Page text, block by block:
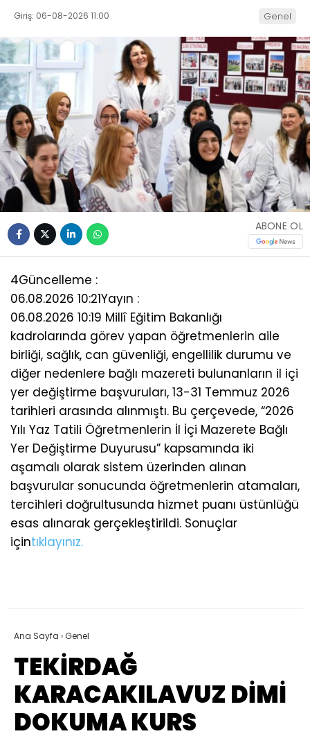
Giriş: 06-08-2026 11:00 Genel
ABONE OL
4Güncelleme :
06.08.2026 10:21Yayın :
06.08.2026 10:19 Millî Eğitim Bakanlığı
kadrolarında görev yapan öğretmenlerin aile
birliği, sağlık, can güvenliği, engellilik durumu ve
diğer nedenlere bağlı mazereti bulunanların il içi
yer değiştirme başvuruları, 13-31 Temmuz 2026
tarihleri arasında alınmıştı. Bu çerçevede, “2026
Yılı Yaz Tatili Öğretmenlerin İl İçi Mazerete Bağlı
Yer Değiştirme Duyurusu” kapsamında iki
aşamalı olarak sistem üzerinden alınan
başvurular sonucunda öğretmenlerin atamaları,
tercihleri doğrultusunda hizmet puanı üstünlüğü
esas alınarak gerçekleştirildi. Sonuçlar
içintıklayınız.
Ana Sayfa ›Genel
TEKİRDAĞ
KARACAKILAVUZ DİMİ
DOKUMA KURS